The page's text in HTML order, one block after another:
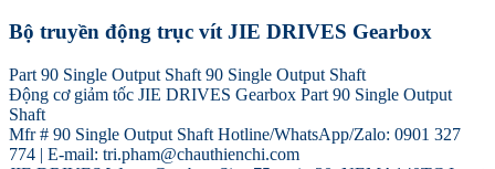
Bộ truyền động trục vít JIE DRIVES Gearbox
Part 90 Single Output Shaft 90 Single Output Shaft
Động cơ giảm tốc JIE DRIVES Gearbox Part 90 Single Output
Shaft
Mfr # 90 Single Output Shaft Hotline/WhatsApp/Zalo: 0901 327
774 | E-mail: tri.pham@chauthienchi.com